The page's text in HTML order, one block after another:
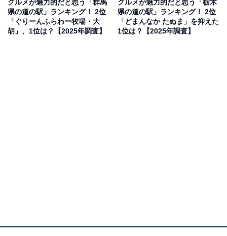
るから」（40代男性／神奈川県）といった声が集まりま
した。
グルメが魅力的だと思う「群馬
県の道の駅」ランキング！ 2位
「ぐりーんふらわー牧場・大
胡」、1位は？【2025年調査】
グルメが魅力的だと思う「栃木
県の道の駅」ランキング！ 2位
「どまんなか たぬま」を抑えた
1位は？【2025年調査】